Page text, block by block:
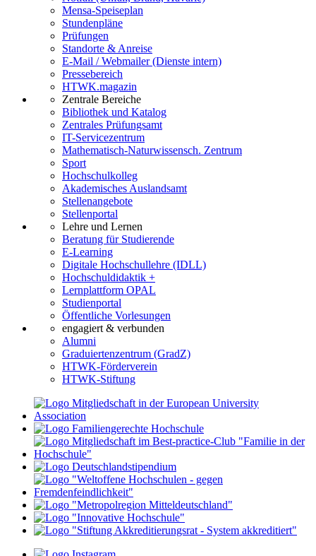
Mensa-Speiseplan
Stundenpläne
Prüfungen
Standorte & Anreise
E-Mail / Webmailer (Dienste intern)
Pressebereich
HTWK.magazin
Zentrale Bereiche
Bibliothek und Katalog
Zentrales Prüfungsamt
IT-Servicezentrum
Mathematisch-Naturwissensch. Zentrum
Sport
Hochschulkolleg
Akademisches Auslandsamt
Stellenangebote
Stellenportal
Lehre und Lernen
Beratung für Studierende
E-Learning
Digitale Hochschullehre (IDLL)
Hochschuldidaktik +
Lernplattform OPAL
Studienportal
Öffentliche Vorlesungen
engagiert & verbunden
Alumni
Graduiertenzentrum (GradZ)
HTWK-Förderverein
HTWK-Stiftung